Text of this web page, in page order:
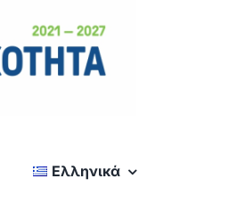
Ελληνικά